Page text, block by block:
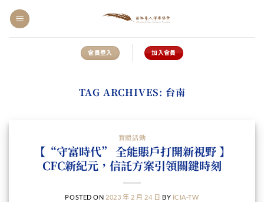
content
會員登入 加入會員
TAG ARCHIVES: 台南
實體活動
【“守富時代” 全能賬戶打開新視野 】
CFC新紀元，信託方案引領關鍵時刻
POSTED ON 2023 年 2 月 24 日 BY ICIA-TW